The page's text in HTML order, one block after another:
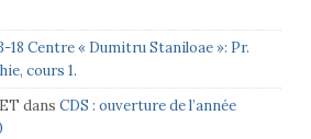
18 Centre « Dumitru Staniloae »: Pr.
cours 1.
dans CDS : ouverture de l’année